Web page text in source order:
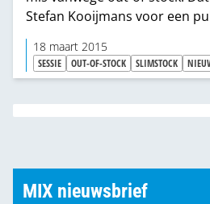
Stefan Kooijmans voor een
en -industrie.
18 maart 2015
SESSIE OUT-OF-STOCK SLIMSTOCK
MIX nieuwsbrief